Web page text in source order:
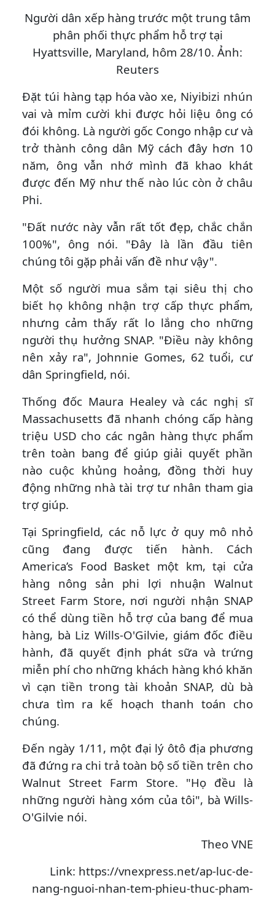
Người dân xếp hàng trước một trung tâm
phân phối thực phẩm hỗ trợ tại
Hyattsville, Maryland, hôm 28/10. Ảnh:
Reuters
Đặt túi hàng tạp hóa vào xe, Niyibizi nhún
vai và mỉm cười khi được hỏi liệu ông có
đói không. Là người gốc Congo nhập cư và
trở thành công dân Mỹ cách đây hơn 10
năm, ông vẫn nhớ mình đã khao khát
được đến Mỹ như thế nào lúc còn ở châu
Phi.
"Đất nước này vẫn rất tốt đẹp, chắc chắn
100%", ông nói. "Đây là lần đầu tiên
chúng tôi gặp phải vấn đề như vậy".
Một số người mua sắm tại siêu thị cho
biết họ không nhận trợ cấp thực phẩm,
nhưng cảm thấy rất lo lắng cho những
người thụ hưởng SNAP. "Điều này không
nên xảy ra", Johnnie Gomes, 62 tuổi, cư
dân Springfield, nói.
Thống đốc Maura Healey và các nghị sĩ
Massachusetts đã nhanh chóng cấp hàng
triệu USD cho các ngân hàng thực phẩm
trên toàn bang để giúp giải quyết phần
nào cuộc khủng hoảng, đồng thời huy
động những nhà tài trợ tư nhân tham gia
trợ giúp.
Tại Springfield, các nỗ lực ở quy mô nhỏ
cũng đang được tiến hành. Cách
America’s Food Basket một km, tại cửa
hàng nông sản phi lợi nhuận Walnut
Street Farm Store, nơi người nhận SNAP
có thể dùng tiền hỗ trợ của bang để mua
hàng, bà Liz Wills-O'Gilvie, giám đốc điều
hành, đã quyết định phát sữa và trứng
miễn phí cho những khách hàng khó khăn
vì cạn tiền trong tài khoản SNAP, dù bà
chưa tìm ra kế hoạch thanh toán cho
chúng.
Đến ngày 1/11, một đại lý ôtô địa phương
đã đứng ra chi trả toàn bộ số tiền trên cho
Walnut Street Farm Store. "Họ đều là
những người hàng xóm của tôi", bà Wills-
O'Gilvie nói.
Theo VNE
Link: https://vnexpress.net/ap-luc-de-
nang-nguoi-nhan-tem-phieu-thuc-pham-